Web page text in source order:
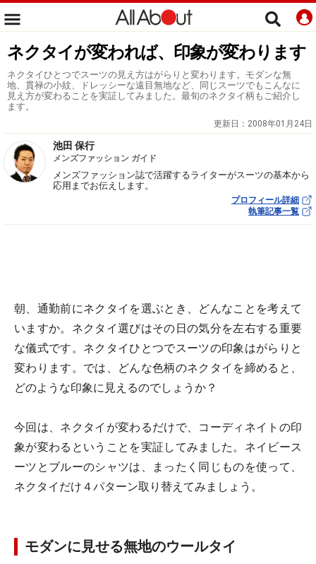
ネクタイが変われば、印象が変わります
ネクタイひとつでスーツの見え方はがらりと変わります。モダンな無
地、貫禄の小紋、ドレッシーな遠目無地など、同じスーツでもこんなに
見え方が変わることを実証してみました。最旬のネクタイ柄もご紹介し
ます。
更新日： 2008年01月24日
池田 保行
メンズファッション ガイド
メンズファッション誌で活躍するライターがスーツの基本から
応用までお伝えします。
プロフィール詳細
執筆記事一覧
朝、通勤前にネクタイを選ぶとき、どんなことを考えて
いますか。ネクタイ選びはその日の気分を左右する重要
な儀式です。ネクタイひとつでスーツの印象はがらりと
変わります。では、どんな色柄のネクタイを締めると、
どのような印象に見えるのでしょうか？
今回は、ネクタイが変わるだけで、コーディネイトの印
象が変わるということを実証してみました。ネイビース
ーツとブルーのシャツは、まったく同じものを使って、
ネクタイだけ４パターン取り替えてみましょう。
モダンに見せる無地のウールタイ